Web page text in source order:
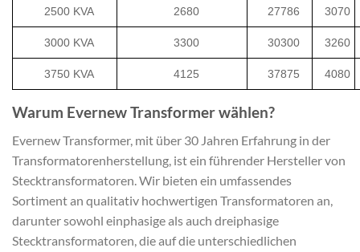
2500 KVA 2680 27786 3070
3000 KVA 3300 30300 3260
3750 KVA 4125 37875 4080
Warum Evernew Transformer wählen?
Evernew Transformer, mit über 30 Jahren Erfahrung in der
Transformatorenherstellung, ist ein führender Hersteller von
Stecktransformatoren. Wir bieten ein umfassendes
Sortiment an qualitativ hochwertigen Transformatoren an,
darunter sowohl einphasige als auch dreiphasige
Stecktransformatoren, die auf die unterschiedlichen